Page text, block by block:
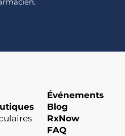
Événements
Blog
RxNow
FAQ